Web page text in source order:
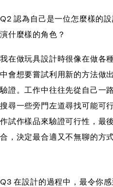
Q2 認為自己是一位怎麼樣的
演什麼樣的角色？
我在做玩具設計時很像在做各
中會想要嘗試利用新的方法做
驗證。工作中往往先從自己一
搜尋一些旁門左道尋找可能可
作試作樣品來驗證可行性，最
合，決定最合適又不無聊的方式
Q3 在設計的過程中，最令你